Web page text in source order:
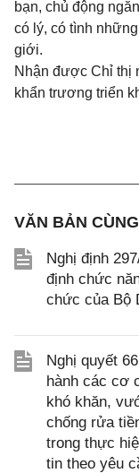
bạn, chủ động
có lý, có tình
giới.
Nhận được Chỉ thị
khẩn trương triển
VĂN BẢN
Nghị định
định chức
chức của Bộ
Nghị quyết
hành các cơ
khó khăn,
chống rửa
trong thực
tin theo yêu